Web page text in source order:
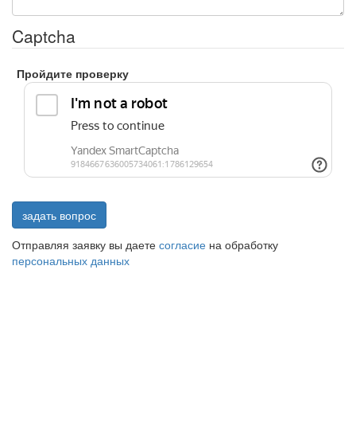
Captcha
Пройдите проверку
задать вопрос
Отправляя заявку вы даете согласие на обработку
персональных данных